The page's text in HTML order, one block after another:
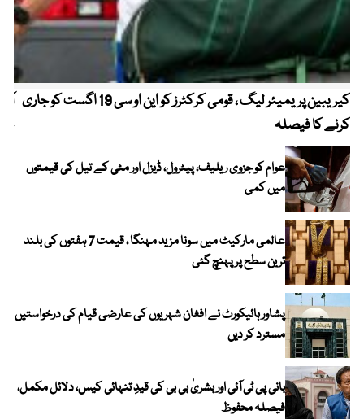
کیریبین پریمیئر لیگ ، قومی کرکٹرز کو این او سی 19 اگست کو جاری
کرنے کا فیصلہ
عوام کو جزوی ریلیف، پیٹرول، ڈیزل اور مٹی کے تیل کی قیمتوں
میں کمی
عالمی مارکیٹ میں سونا مزید مہنگا ، قیمت 7 ہفتوں کی بلند
ترین سطح پر پہنچ گئی
پشاور ہائیکورٹ نے افغان شہریوں کی عارضی قیام کی درخواستیں
مسترد کر دیں
بانی پی ٹی آئی اور بشریٰ بی بی کی قیدِ تنہائی کیس، دلائل مکمل،
فیصلہ محفوظ